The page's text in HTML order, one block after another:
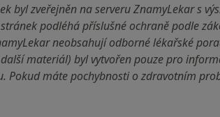
byl zveřejněn na serveru ZnamyLekar s
podléhá příslušné ochraně podle
neobsahují odborné lékařské
materiál) byl vytvořen pouze pro
Pokud máte pochybnosti o zdravotním